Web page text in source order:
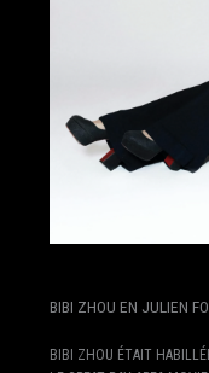
BIBI ZHOU EN JULIEN
BIBI ZHOU ÉTAIT